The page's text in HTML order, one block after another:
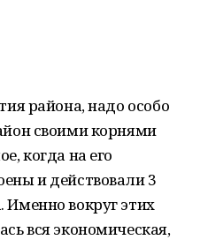
района, надо особо
своими корнями
когда на его
и действовали 3
вокруг этих
вся экономическая,